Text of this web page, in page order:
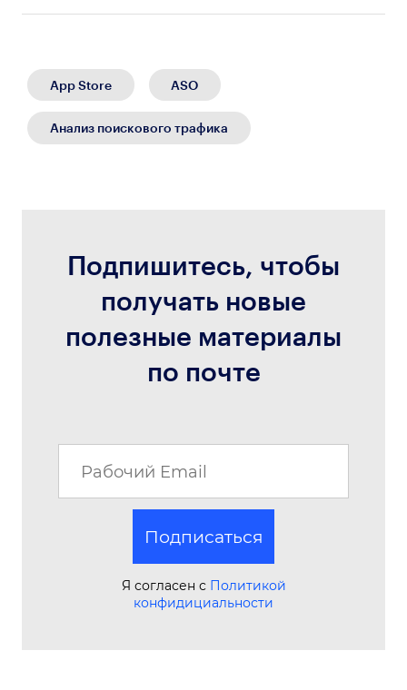
App Store ASO
Анализ поискового трафика
Подпишитесь, чтобы
получать новые
полезные материалы
по почте
Подписаться
Я согласен с Политикой
конфидициальности